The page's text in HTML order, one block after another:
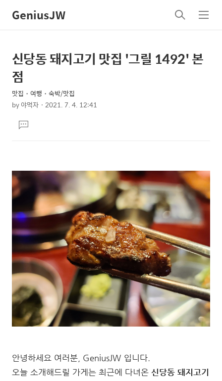
GeniusJW
검
색
메
뉴
상
세
컨
텐
본
문
제
목
신당동 돼지고기 맛집 '그릴 1492' 본
점
맛집・여행・숙박/맛집
by야먹자 2021. 7. 4. 12:41
문댓
글
안녕하세요 여러분, GeniusJW 입니다.
오늘 소개해드릴 가게는 최근에 다녀온 신당동 돼지고기